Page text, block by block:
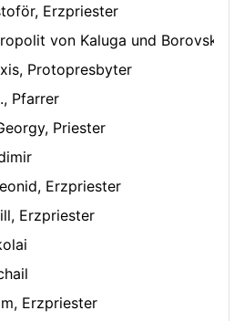
Erzpriester
von Kaluga und Borovsk
Protopresbyter
Pfarrer
Priester
Erzpriester
Erzpriester
Erzpriester